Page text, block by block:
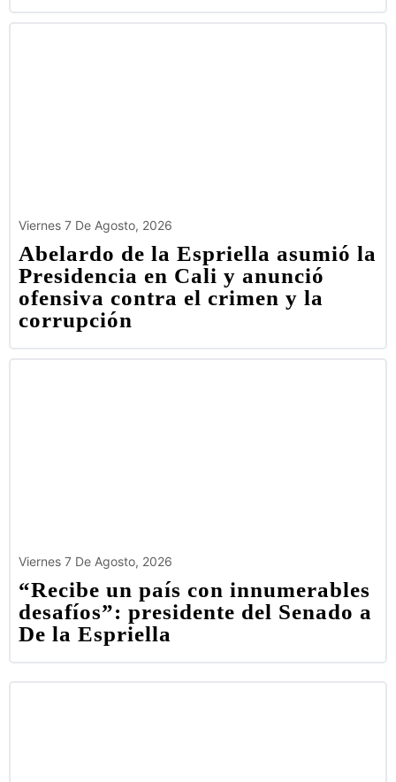
Viernes 7 De Agosto, 2026
Abelardo de la Espriella asumió la
Presidencia en Cali y anunció
ofensiva contra el crimen y la
corrupción
Viernes 7 De Agosto, 2026
“Recibe un país con innumerables
desafíos”: presidente del Senado a
De la Espriella